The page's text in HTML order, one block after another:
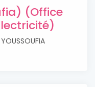
(Office